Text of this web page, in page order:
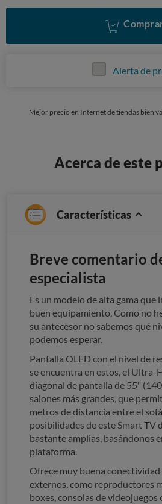
Alerta de
Mejor precio en Internet de tiendas bien
Acerca de este
Características
Breve comentario
especialista
Es un modelo de alta gama que
buen equipamiento. Como no
su antecesor no sabemos qué
podemos esperar.
Pantalla OLED con el nivel de
se encuentra en estos, el Ultra-
diagonal de pantalla de 55"
salones más grandes, que
metros de distancia entre el
posibilidades de este Smart TV
bastante amplias, basándonos
plataforma.
Ofrece muy buena
externos, como reproductores
boxes, consolas de videojuegos